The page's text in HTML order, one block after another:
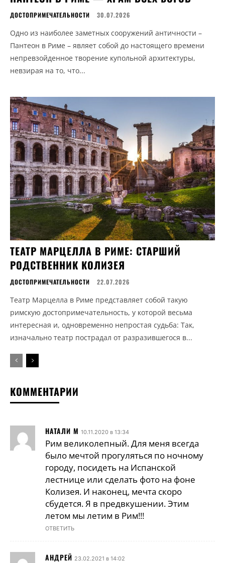
ДОСТОПРИМЕЧАТЕЛЬНОСТИ 30.07.2026
Одно из наиболее заметных сооружений античности –
Пантеон в Риме – являет собой до настоящего времени
непревзойденное творение купольной архитектуры,
невзирая на то, что...
ТЕАТР МАРЦЕЛЛА В РИМЕ: СТАРШИЙ
РОДСТВЕННИК КОЛИЗЕЯ
ДОСТОПРИМЕЧАТЕЛЬНОСТИ 22.07.2026
Театр Марцелла в Риме представляет собой такую
римскую достопримечательность, у которой весьма
интересная и, одновременно непростая судьба: Так,
изначально театр пострадал от разразившегося в...
КОММЕНТАРИИ
НАТАЛИ М 10.11.2020 в 13:34
Рим великолепный. Для меня всегда
было мечтой прогуляться по ночному
городу, посидеть на Испанской
лестнице или сделать фото на фоне
Колизея. И наконец, мечта скоро
сбудется. Я в предвкушении. Этим
летом мы летим в Рим!!!
ОТВЕТИТЬ
АНДРЕЙ 23.02.2021 в 14:02